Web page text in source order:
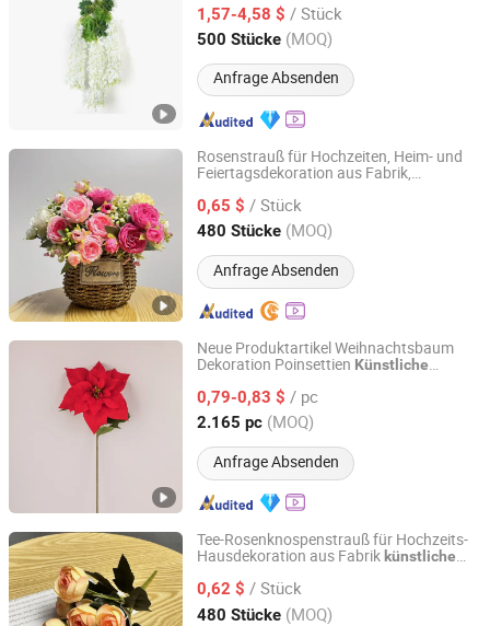
Grünwand Dekoration
1,57-4,58 $ / Stück
500 Stücke (MOQ)
Anfrage Absenden
Hebei, China Seit 2026
Rosenstrauß für Hochzeiten, Heim- und
Feiertagsdekoration aus Fabrik,
0,65 $ / Stück
480 Stücke (MOQ)
Anfrage Absenden
Tianjin Shuangcun Craft Co., Ltd.
Tianjin, China Seit 2025
Neue Produktartikel Weihnachtsbaum
Dekoration Poinsettien Künstliche
Weihnachtsblume
0,79-0,83 $ / pc
2.165 pc (MOQ)
Anfrage Absenden
Brilliant Art and Craft Limited Company
Guangdong, China Seit 2024
Tee-Rosenknospenstrauß für Hochzeits-
Hausdekoration aus Fabrik künstliche
0,62 $ / Stück
480 Stücke (MOQ)
Tianjin Shuangcun Craft Co., Ltd.
Tianjin, China Seit 2025